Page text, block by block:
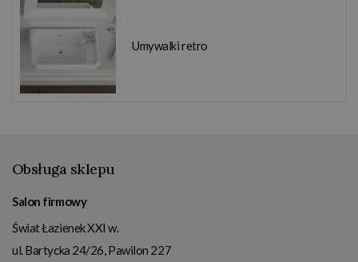
Umywalki retro
Obsługa sklepu
Salon firmowy
Świat Łazienek XXI w.
ul. Bartycka 24/26, Pawilon 227